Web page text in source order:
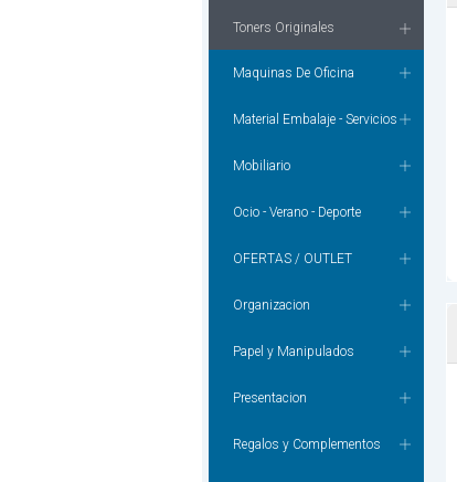
Toners Originales
Maquinas De Oficina
Material Embalaje - Servicios
Mobiliario
Ocio - Verano - Deporte
OFERTAS / OUTLET
Organizacion
Papel y Manipulados
Presentacion
Regalos y Complementos